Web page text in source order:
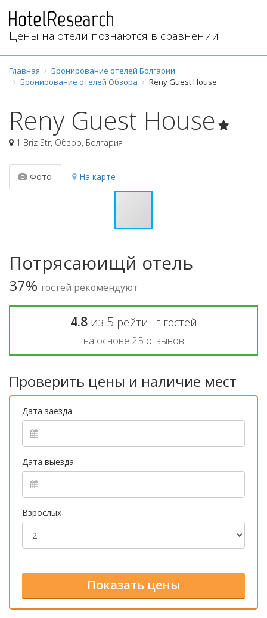
Цены на отели познаются в сравнении
Главная
Бронирование отелей Болгарии
Бронирование отелей Обзора
Reny Guest House
Reny Guest House
1 Briz Str, Обзор, Болгария
Фото На карте
Потрясаюищй отель
37% гостей рекомендуют
4.8из 5 рейтинг гостей
на основе 25 отзывов
Проверить цены и наличие мест
Дата заезда
Дата выезда
Взрослых